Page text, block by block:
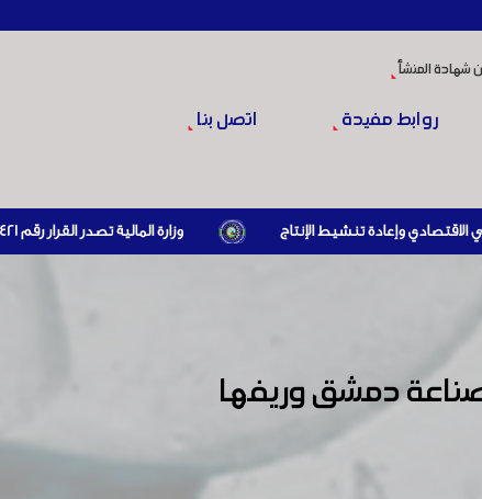
شهادة المنشأ
روابط مفيدة اتصل بنا
وزارة المالية تصدر القرار رقم 421 تاريخ 24/3/2026 المتضمن الزام المستوردين بإبراز براءة ذمة مالية سارية صادرة عن الهيئة العامة للضرائب والرسوم أو مديرياتها عند القيام بعمليات الاستيراد
صناعة دمشق وريفها